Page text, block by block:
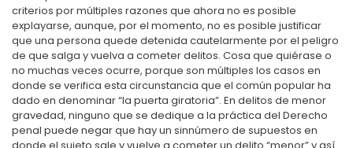
criterios por múltiples razones que ahora no es posible
explayarse, aunque, por el momento, no es posible justificar
que una persona quede detenida cautelarmente por el peligro
de que salga y vuelva a cometer delitos. Cosa que quiérase o
no muchas veces ocurre, porque son múltiples los casos en
donde se verifica esta circunstancia que el común popular ha
dado en denominar “la puerta giratoria”. En delitos de menor
gravedad, ninguno que se dedique a la práctica del Derecho
penal puede negar que hay un sinnúmero de supuestos en
donde el sujeto sale y vuelve a cometer un delito “menor” y así